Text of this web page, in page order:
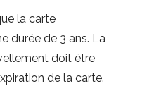
la carte
durée de 3 ans. La
doit être
de la carte.